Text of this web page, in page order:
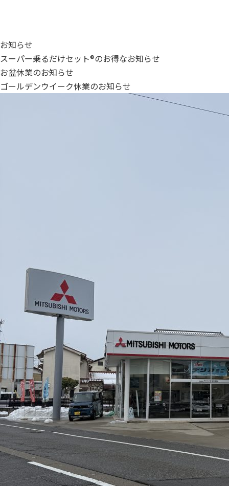
お知らせ
スーパー乗るだけセット®のお得なお知らせ
お盆休業のお知らせ
ゴールデンウイーク休業のお知らせ